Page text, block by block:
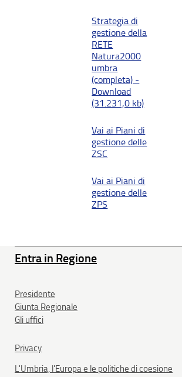
Strategia di
gestione della
RETE
Natura2000
umbra
(completa) -
Download
(31.231,0 kb)
Vai ai Piani di
gestione delle
ZSC
Vai ai Piani di
gestione delle
ZPS
Entra in Regione
Presidente
Giunta Regionale
Gli uffici
Privacy
L'Umbria, l'Europa e le politiche di coesione